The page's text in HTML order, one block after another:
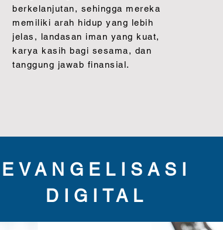
berkelanjutan, sehingga mereka
memiliki arah hidup yang lebih
jelas, landasan iman yang kuat,
karya kasih bagi sesama, dan
tanggung jawab finansial.
EVANGELISASI
DIGITAL